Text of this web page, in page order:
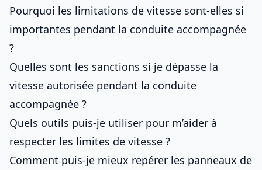
Pourquoi les limitations de vitesse sont-elles si
importantes pendant la conduite accompagnée
?
Quelles sont les sanctions si je dépasse la
vitesse autorisée pendant la conduite
accompagnée ?
Quels outils puis-je utiliser pour m’aider à
respecter les limites de vitesse ?
Comment puis-je mieux repérer les panneaux de